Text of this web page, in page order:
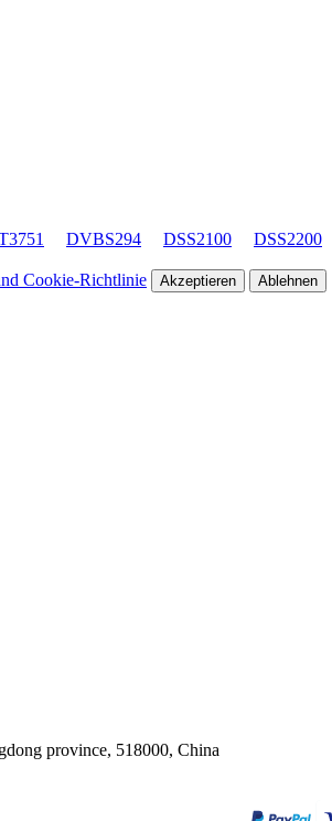
DVBS294 DSS2100 DSS2200
Cookie-Richtlinie Akzeptieren Ablehnen
province, 518000, China